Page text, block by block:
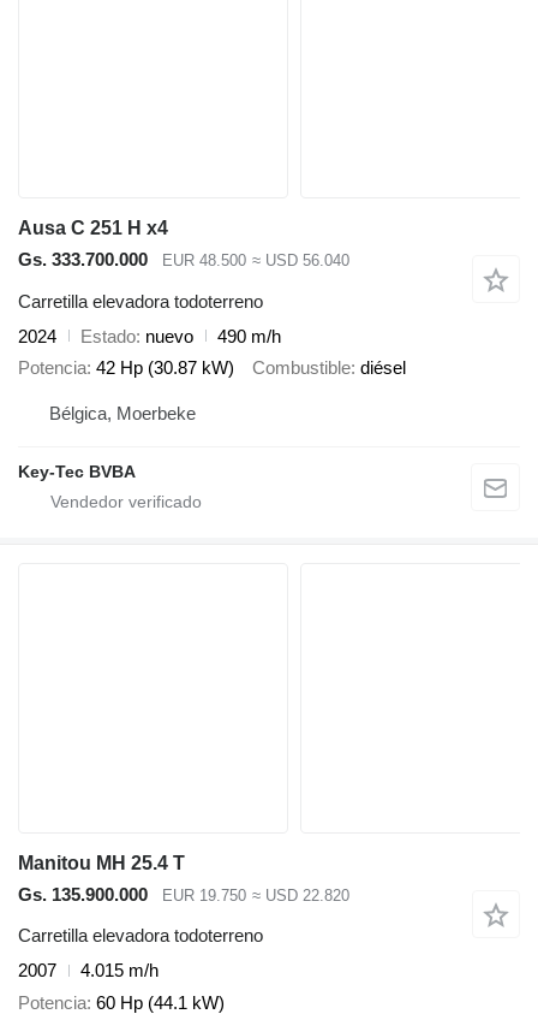
Ausa C 251 H x4
Gs. 333.700.000
EUR 48.500 ≈ USD 56.040
Carretilla elevadora todoterreno
2024
Estado nuevo
490 m/h
Potencia 42 Hp (30.87 kW) Combustible diésel
Bélgica, Moerbeke
Key-Tec BVBA
Manitou MH 25.4 T
Gs. 135.900.000
EUR 19.750 ≈ USD 22.820
Carretilla elevadora todoterreno
2007
4.015 m/h
Potencia 60 Hp (44.1 kW)